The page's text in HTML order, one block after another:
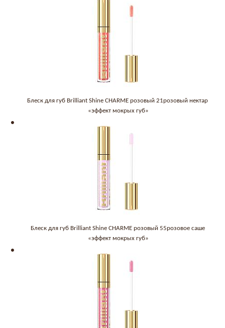
Блеск для губ Brilliant Shine CHARME розовый 21розовый нектар
«эффект мокрых губ»
Блеск для губ Brilliant Shine CHARME розовый 55розовое саше
«эффект мокрых губ»